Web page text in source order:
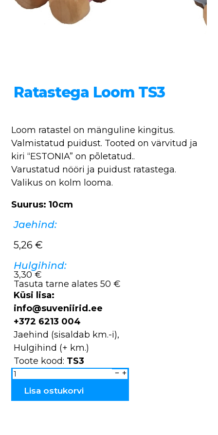
Ratastega Loom TS3
Loom ratastel on mänguline kingitus.
Valmistatud puidust. Tooted on värvitud ja
kiri “ESTONIA” on põletatud..
Varustatud nööri ja puidust ratastega.
Valikus on kolm looma.
Suurus: 10cm
Jaehind:
5,26 €
Hulgihind:
3,30 €
Tasuta tarne alates 50 €
Küsi lisa:
info@suveniirid.ee
+372 6213 004
Jaehind (sisaldab km.-i),
Hulgihind (+ km.)
Toote kood: TS3
Ratastega
loom
TS3
Lisa ostukorvi